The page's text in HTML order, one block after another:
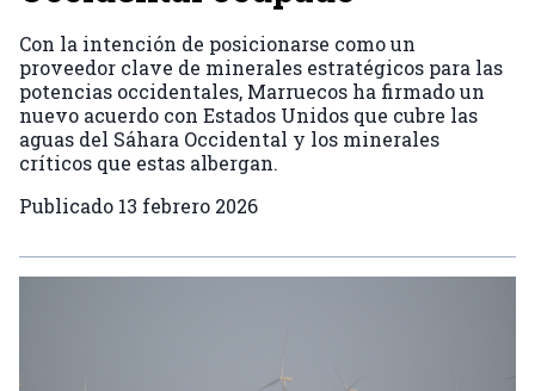
Con la intención de posicionarse como un
proveedor clave de minerales estratégicos para las
potencias occidentales, Marruecos ha firmado un
nuevo acuerdo con Estados Unidos que cubre las
aguas del Sáhara Occidental y los minerales
críticos que estas albergan.
Publicado 13 febrero 2026